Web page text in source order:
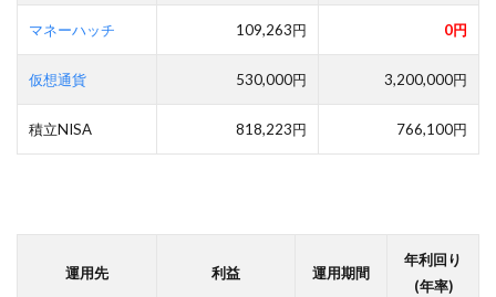
マネーハッチ 109,263円 0円
仮想通貨 530,000円 3,200,000円
積立NISA 818,223円 766,100円
運用先 利益 運用期間
年利回り
(年率)